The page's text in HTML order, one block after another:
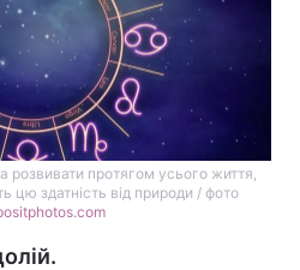
розвивати протягом усього життя,
цю здатність від природи / фото